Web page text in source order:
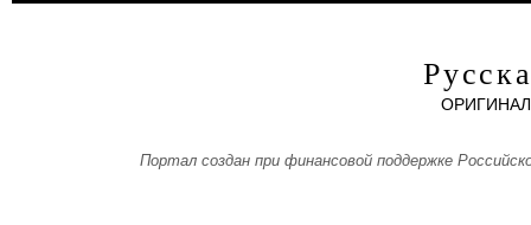
Портал создан при финансовой поддержке